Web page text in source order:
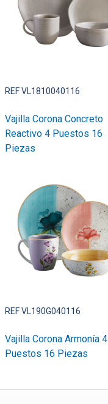
REF VL1810040116
Vajilla Corona Concreto
Reactivo 4 Puestos 16
Piezas
REF VL190G040116
Vajilla Corona Armonía 4
Puestos 16 Piezas